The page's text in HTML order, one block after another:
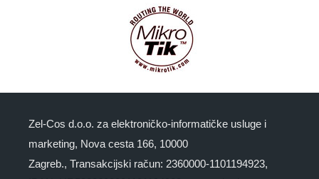
Zel-Cos d.o.o. za elektroničko-informatičke usluge i
marketing, Nova cesta 166, 10000
Zagreb., Transakcijski račun: 2360000-1101194923,